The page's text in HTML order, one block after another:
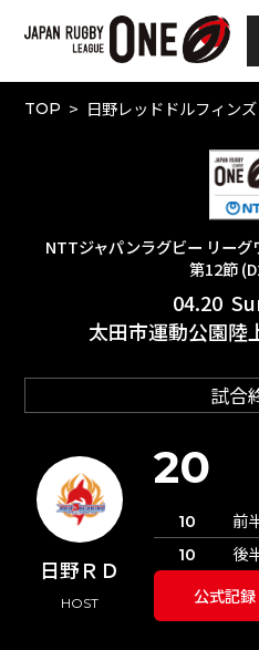
TOP 日野レッドドルフィン
NTTジャパンラグビー リー
第12節
04.20
太田市運動公園陸
試合
日野ＲＤ
HOST
20
10 前
10
後
公式記